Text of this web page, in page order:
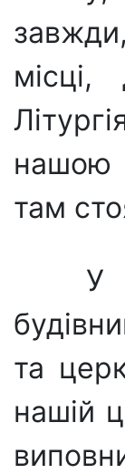
нашою
там
У
та
нашій